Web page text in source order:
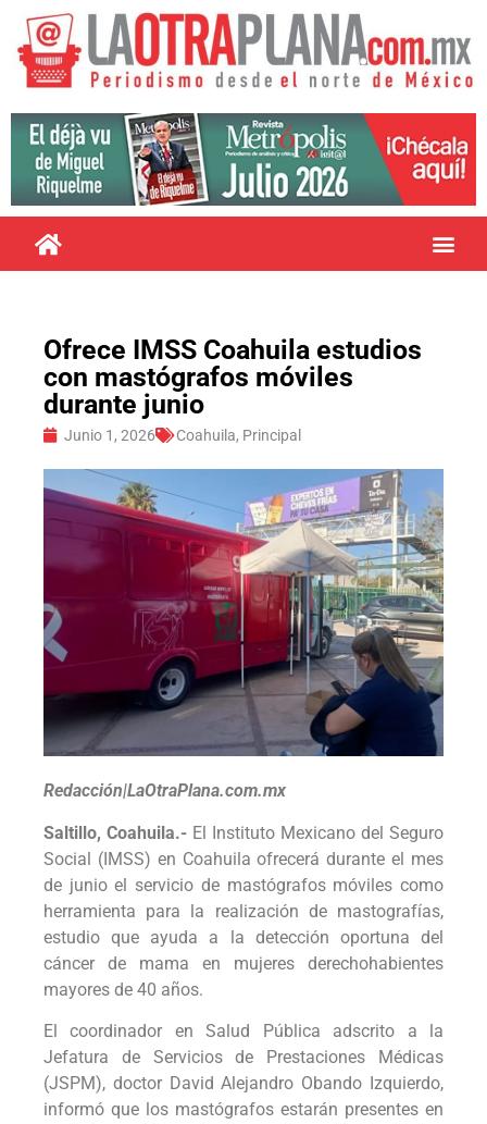
Ofrece IMSS Coahuila estudios
con mastógrafos móviles
durante junio
Junio 1, 2026 Coahuila, Principal
Redacción|LaOtraPlana.com.mx
Saltillo, Coahuila.- El Instituto Mexicano del Seguro
Social (IMSS) en Coahuila ofrecerá durante el mes
de junio el servicio de mastógrafos móviles como
herramienta para la realización de mastografías,
estudio que ayuda a la detección oportuna del
cáncer de mama en mujeres derechohabientes
mayores de 40 años.
El coordinador en Salud Pública adscrito a la
Jefatura de Servicios de Prestaciones Médicas
(JSPM), doctor David Alejandro Obando Izquierdo,
informó que los mastógrafos estarán presentes en